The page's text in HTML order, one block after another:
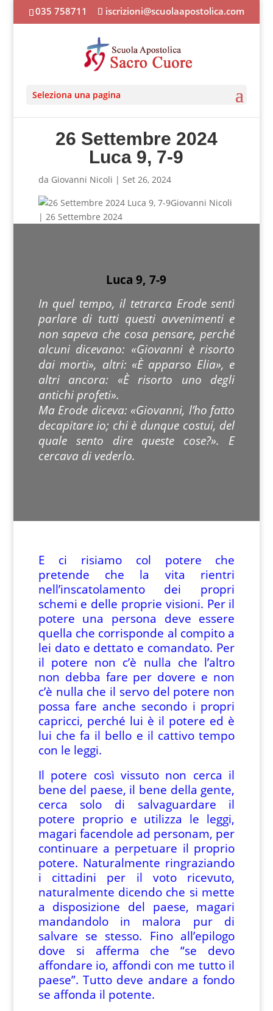
035 758711 iscrizioni@scuolaapostolica.com
Seleziona una pagina
26 Settembre 2024
Luca 9, 7-9
da Giovanni Nicoli | Set 26, 2024
Giovanni Nicoli
| 26 Settembre 2024
Luca 9, 7-9
In quel tempo, il tetrarca Erode sentì
parlare di tutti questi avvenimenti e
non sapeva che cosa pensare, perché
alcuni dicevano: «Giovanni è risorto
dai morti», altri: «È apparso Elia», e
altri ancora: «È risorto uno degli
antichi profeti».
Ma Erode diceva: «Giovanni, l’ho fatto
decapitare io; chi è dunque costui, del
quale sento dire queste cose?». E
cercava di vederlo.
E ci risiamo col potere che
pretende che la vita rientri
nell’inscatolamento dei propri
schemi e delle proprie visioni. Per il
potere una persona deve essere
quella che corrisponde al compito a
lei dato e dettato e comandato. Per
il potere non c’è nulla che l’altro
non debba fare per dovere e non
c’è nulla che il servo del potere non
possa fare anche secondo i propri
capricci, perché lui è il potere ed è
lui che fa il bello e il cattivo tempo
con le leggi.
Il potere così vissuto non cerca il
bene del paese, il bene della gente,
cerca solo di salvaguardare il
potere proprio e utilizza le leggi,
magari facendole ad personam, per
continuare a perpetuare il proprio
potere. Naturalmente ringraziando
i cittadini per il voto ricevuto,
naturalmente dicendo che si mette
a disposizione del paese, magari
mandandolo in malora pur di
salvare se stesso. Fino all’epilogo
dove si afferma che “se devo
affondare io, affondi con me tutto il
paese”. Tutto deve andare a fondo
se affonda il potente.